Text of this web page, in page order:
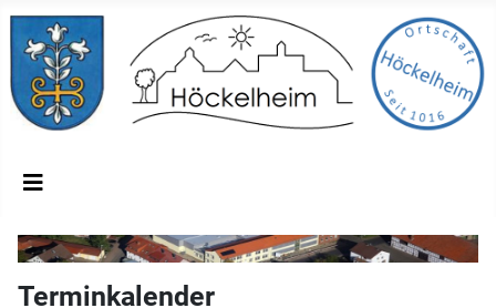
Terminkalender